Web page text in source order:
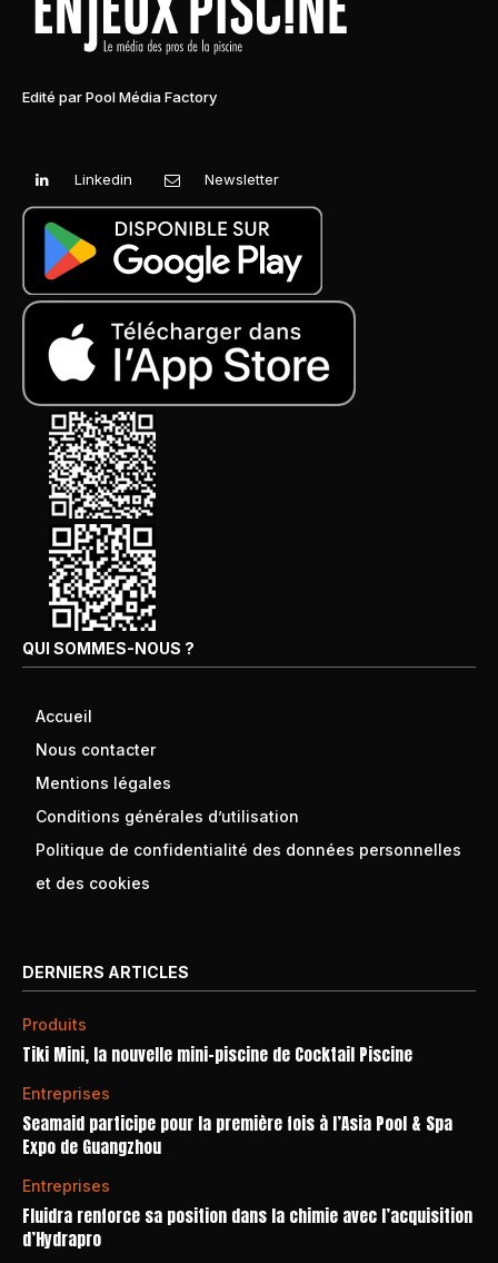
Edité par Pool Média Factory
Linkedin Newsletter
QUI SOMMES-NOUS ?
Accueil
Nous contacter
Mentions légales
Conditions générales d’utilisation
Politique de confidentialité des données personnelles
et des cookies
DERNIERS ARTICLES
Produits
Tiki Mini, la nouvelle mini-piscine de Cocktail Piscine
Entreprises
Seamaid participe pour la première fois à l’Asia Pool & Spa
Expo de Guangzhou
Entreprises
Fluidra renforce sa position dans la chimie avec l’acquisition
d’Hydrapro